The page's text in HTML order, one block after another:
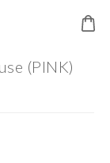
(PINK)